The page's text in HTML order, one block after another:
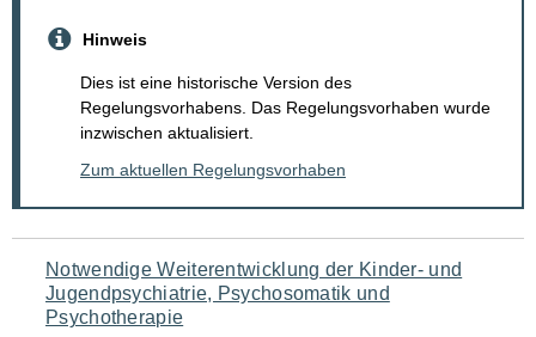
Hinweis
Dies ist eine historische Version des
Regelungsvorhabens. Das Regelungsvorhaben wurde
inzwischen aktualisiert.
Zum aktuellen Regelungsvorhaben
Navigation
für
Notwendige Weiterentwicklung der Kinder- und
Jugendpsychiatrie, Psychosomatik und
Psychotherapie